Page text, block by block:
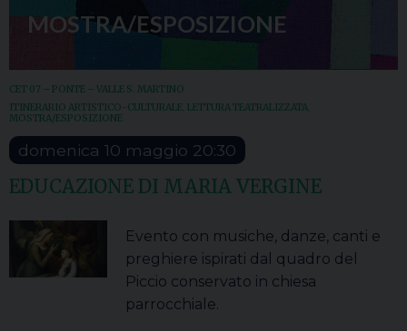
MOSTRA/ESPOSIZIONE
CET 07 – PONTE – VALLE S. MARTINO
ITINERARIO ARTISTICO-CULTURALE LETTURA TEATRALIZZATA
MOSTRA/ESPOSIZIONE
domenica 10 maggio 20:30
EDUCAZIONE DI MARIA VERGINE
Evento con musiche, danze, canti e
preghiere ispirati dal quadro del
Piccio conservato in chiesa
parrocchiale.